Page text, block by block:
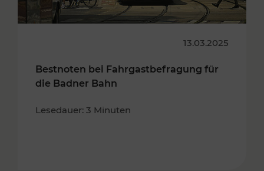
13.03.2025
Bestnoten bei Fahrgastbefragung für
die Badner Bahn
Lesedauer: 3 Minuten